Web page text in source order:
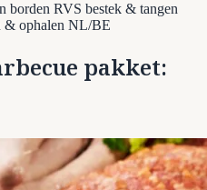
borden RVS bestek & tangen
& ophalen NL/BE
pakket: